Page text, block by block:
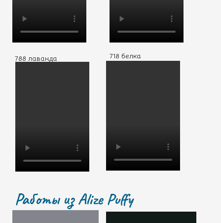
718 белка
788 лаванда
Работы из Alize Puffy